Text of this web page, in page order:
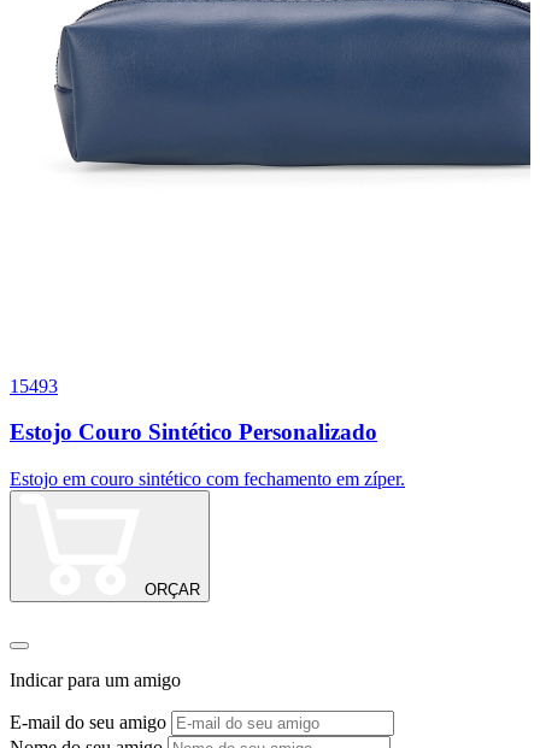
15493
Estojo Couro Sintético Personalizado
Estojo em couro sintético com fechamento em zíper.
ORÇAR
Indicar para um amigo
E-mail do seu amigo